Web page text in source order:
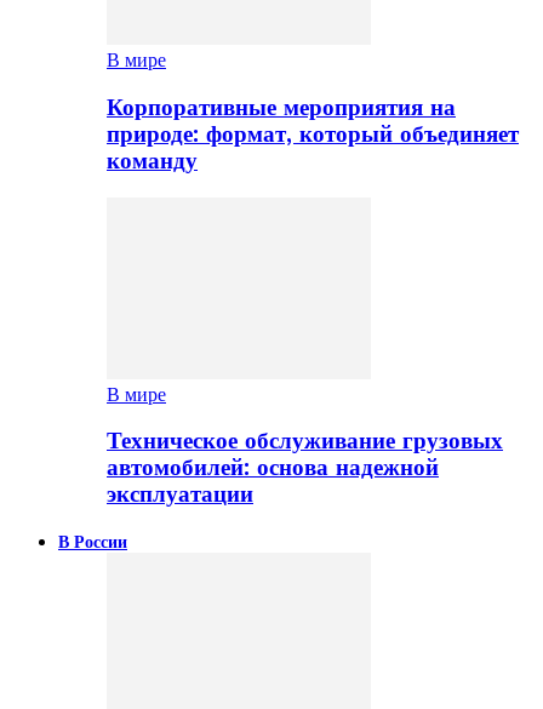
В мире
Корпоративные мероприятия на
природе: формат, который объединяет
команду
В мире
Техническое обслуживание грузовых
автомобилей: основа надежной
эксплуатации
В России